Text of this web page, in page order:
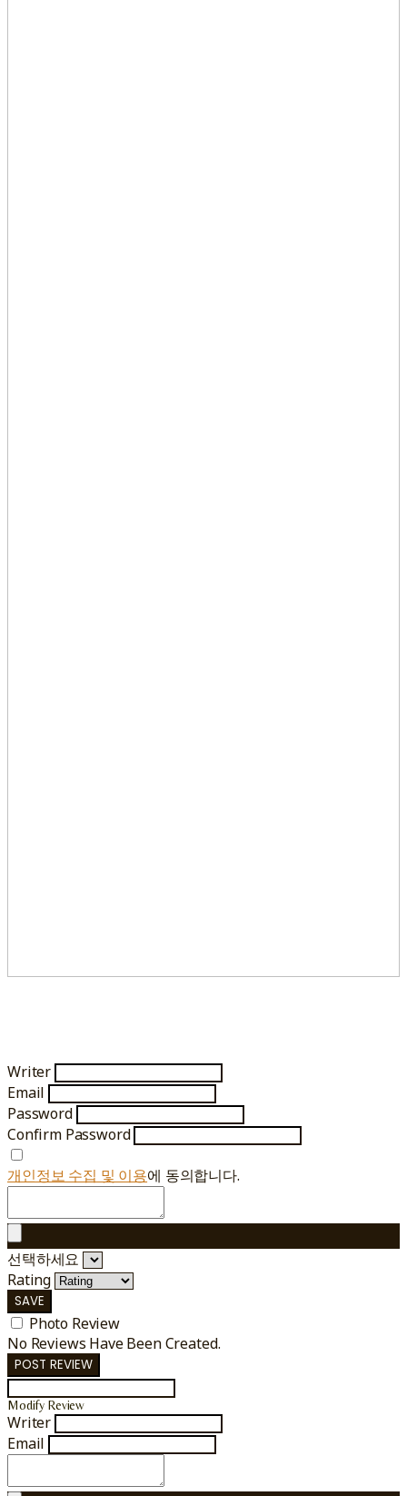
Writer
Email
Password
Confirm Password
개인정보 수집 및 이용에 동의합니다.
선택하세요
Rating
SAVE
Photo Review
No Reviews Have Been Created.
POST REVIEW
Modify Review
Writer
Email